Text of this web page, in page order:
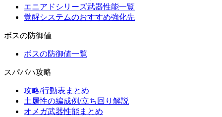
エニアドシリーズ武器性能一覧
覚醒システムのおすすめ強化先
ボスの防御値
ボスの防御値一覧
スパバハ攻略
攻略/行動表まとめ
土属性の編成例/立ち回り解説
オメガ武器性能まとめ